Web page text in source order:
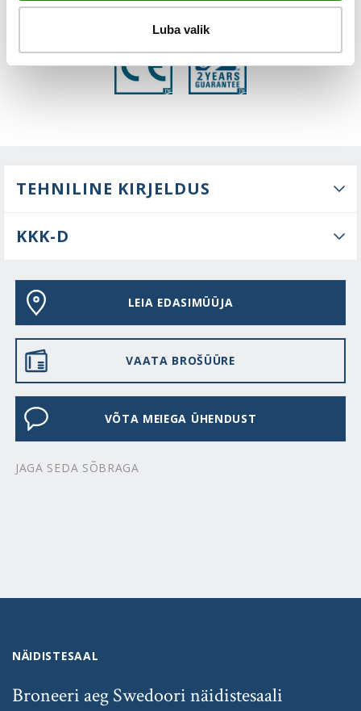
Luba valik
FUNKTSIOONID
TEHNILINE KIRJELDUS
KKK-D
LEIA EDASIMÜÜJA
VAATA BROŠÜÜRE
VÕTA MEIEGA ÜHENDUST
JAGA SEDA SÕBRAGA
NÄIDISTESAAL
Broneeri aeg Swedoori näidistesaali